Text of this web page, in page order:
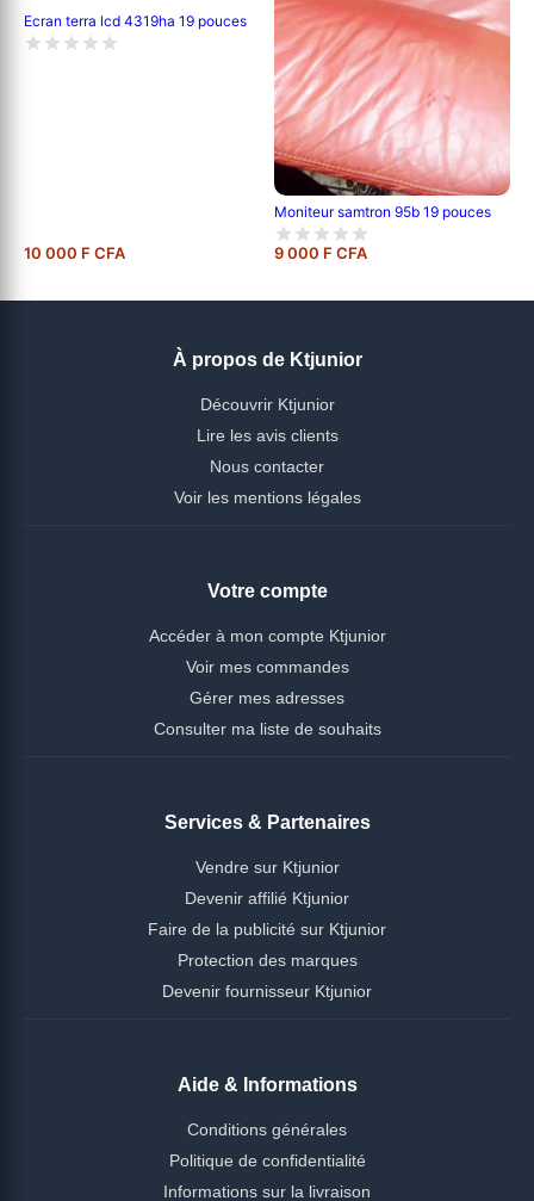
Ecran terra lcd 4319ha 19 pouces
10 000 F CFA
Moniteur samtron 95b 19 pouces
9 000 F CFA
À propos de Ktjunior
Découvrir Ktjunior
Lire les avis clients
Nous contacter
Voir les mentions légales
Votre compte
Accéder à mon compte Ktjunior
Voir mes commandes
Gérer mes adresses
Consulter ma liste de souhaits
Services & Partenaires
Vendre sur Ktjunior
Devenir affilié Ktjunior
Faire de la publicité sur Ktjunior
Protection des marques
Devenir fournisseur Ktjunior
Aide & Informations
Conditions générales
Politique de confidentialité
Informations sur la livraison